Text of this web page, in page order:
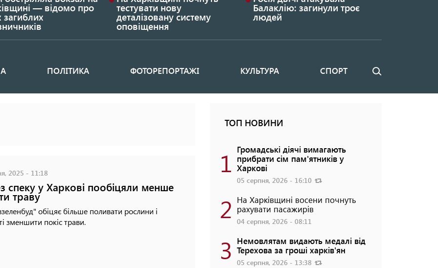
— відомо про
загиблих
тестувати нову
деталізовану систему
оповіщення
Балаклію: загинули троє
людей
ПОЛІТИКА ФОТОРЕПОРТАЖІ КУЛЬТУРА СПОРТ Пошук
2025 - 11:18
спеку у Харкові пообіцяли менше
траву
обіцяє більше поливати рослини і
зменшити покіс трави.
ТОП НОВИНИ
1 Громадські діячі вимагають
прибрати сім пам'ятників у
Харкові
05 серпня, 2026 - 16:10
2 На Харківщині восени почнуть
рахувати пасажирів
04 серпня, 2026 - 08:11
3 Немовлятам видають медалі від
Терехова за гроші харків'ян
05 серпня, 2026 - 13:38